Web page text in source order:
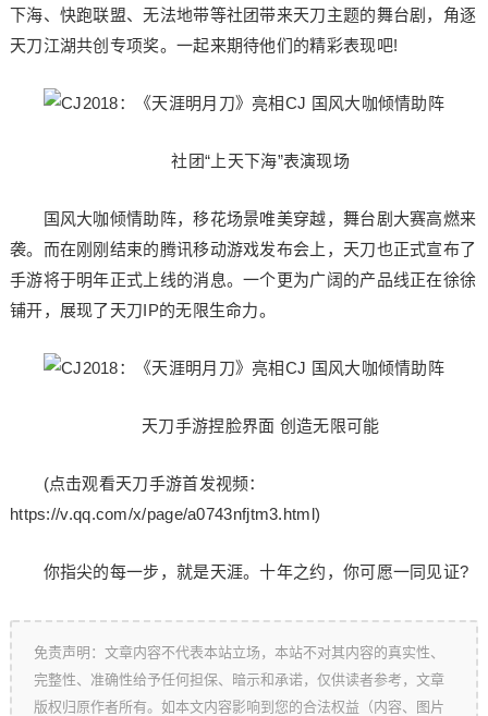
下海、快跑联盟、无法地带等社团带来天刀主题的舞台剧，角逐
天刀江湖共创专项奖。一起来期待他们的精彩表现吧!
社团“上天下海”表演现场
国风大咖倾情助阵，移花场景唯美穿越，舞台剧大赛高燃来
袭。而在刚刚结束的腾讯移动游戏发布会上，天刀也正式宣布了
手游将于明年正式上线的消息。一个更为广阔的产品线正在徐徐
铺开，展现了天刀IP的无限生命力。
天刀手游捏脸界面 创造无限可能
(点击观看天刀手游首发视频：
https://v.qq.com/x/page/a0743nfjtm3.html)
你指尖的每一步，就是天涯。十年之约，你可愿一同见证?
免责声明：文章内容不代表本站立场，本站不对其内容的真实性、
完整性、准确性给予任何担保、暗示和承诺，仅供读者参考，文章
版权归原作者所有。如本文内容影响到您的合法权益（内容、图片